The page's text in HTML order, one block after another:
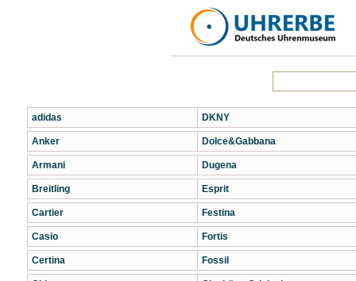
adidas
Anker
Armani
Breitling
Cartier
Casio
Certina
DKNY
Dolce&Gabbana
Dugena
Esprit
Festina
Fortis
Fossil